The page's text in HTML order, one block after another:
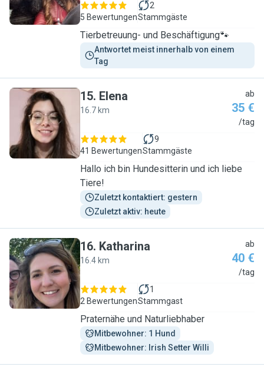
5 Bewertungen
2
Stammgäste
Tierbetreuung- und Beschäftigung🐾
Antwortet meist innerhalb von einem
Tag
E
15. Elena
16.7 km
ab
35 €
/tag
41 Bewertungen
9
Stammgäste
Hallo ich bin Hundesitterin und ich liebe
Tiere!
Zuletzt kontaktiert: gestern
Zuletzt aktiv: heute
K
16. Katharina
16.4 km
ab
40 €
/tag
2 Bewertungen
1
Stammgast
Praternähe und Naturliebhaber
Mitbewohner: 1 Hund
Mitbewohner: Irish Setter Willi